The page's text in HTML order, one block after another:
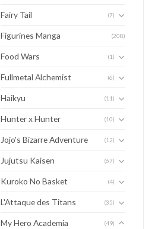
Fairy Tail (7)
Figurines Manga (208)
Food Wars (1)
Fullmetal Alchemist (6)
Haikyu (11)
Hunter x Hunter (10)
Jojo's Bizarre Adventure (12)
Jujutsu Kaisen (67)
Kuroko No Basket (4)
L'Attaque des Titans (35)
My Hero Academia (49)